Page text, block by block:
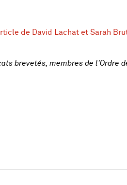
de David Lachat et Sarah
brevetés, membres de l'Ordre